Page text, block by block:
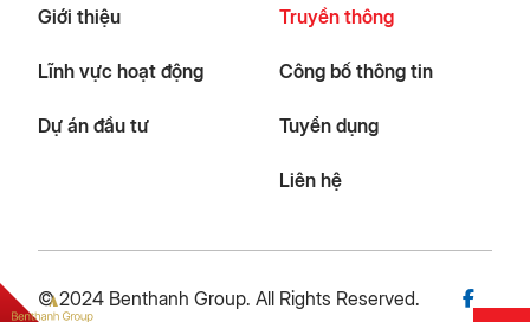
Giới thiệu
Lĩnh vực hoạt động
Dự án đầu tư
Truyền thông
Công bố thông tin
Tuyển dụng
Liên hệ
© 2024 Benthanh Group. All Rights Reserved.